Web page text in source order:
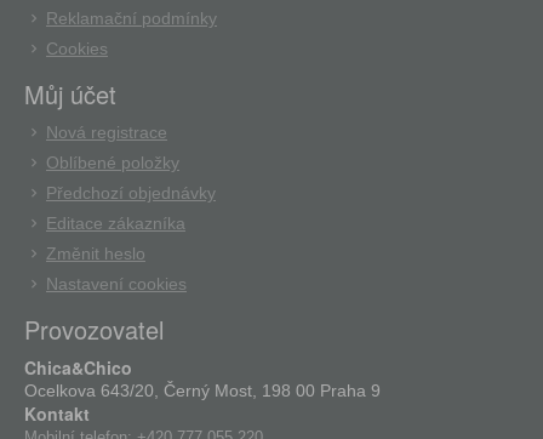
Reklamační podmínky
Cookies
Můj účet
Nová registrace
Oblíbené položky
Předchozí objednávky
Editace zákazníka
Změnit heslo
Nastavení cookies
Provozovatel
Chica&Chico
Ocelkova 643/20, Černý Most, 198 00 Praha 9
Kontakt